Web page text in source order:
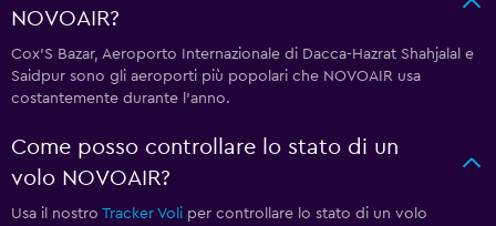
NOVOAIR?
Cox'S Bazar, Aeroporto Internazionale di Dacca-Hazrat Shahjalal e
Saidpur sono gli aeroporti più popolari che NOVOAIR usa
costantemente durante l'anno.
Come posso controllare lo stato di un
volo NOVOAIR?
Usa il nostro Tracker Voli per controllare lo stato di un volo